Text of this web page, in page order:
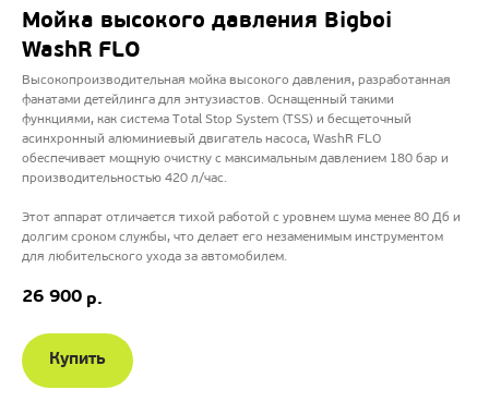
Мойка высокого давления Bigboi
WashR FLO
Высокопроизводительная мойка высокого давления, разработанная
фанатами детейлинга для энтузиастов. Оснащенный такими
функциями, как система Total Stop System (TSS) и бесщеточный
асинхронный алюминиевый двигатель насоса, WashR FLO
обеспечивает мощную очистку с максимальным давлением 180 бар и
производительностью 420 л/час.
Этот аппарат отличается тихой работой с уровнем шума менее 80 Дб и
долгим сроком службы, что делает его незаменимым инструментом
для любительского ухода за автомобилем.
26 900 р.
Купить